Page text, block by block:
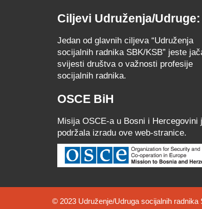
Ciljevi Udruženja/Udruge:
Jedan od glavnih ciljeva “Udruženja
socijalnih radnika SBK/KSB” jeste
svijesti društva o važnosti profesije
socijalnih radnika.
OSCE BiH
Misija OSCE-a u Bosni i Hercegovini
podržala izradu ove web-stranice.
© 2023 Udruženje/Udruga socijalnih radnika